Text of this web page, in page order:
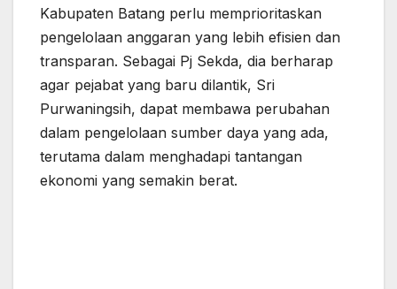
Kabupaten Batang perlu memprioritaskan
pengelolaan anggaran yang lebih efisien dan
transparan. Sebagai Pj Sekda, dia berharap
agar pejabat yang baru dilantik, Sri
Purwaningsih, dapat membawa perubahan
dalam pengelolaan sumber daya yang ada,
terutama dalam menghadapi tantangan
ekonomi yang semakin berat.